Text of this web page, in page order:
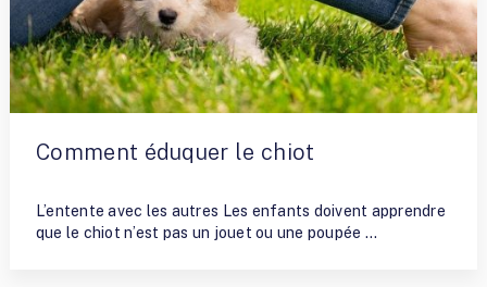
Comment éduquer le chiot
L’entente avec les autres Les enfants doivent apprendre
que le chiot n’est pas un jouet ou une poupée …